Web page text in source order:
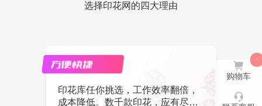
选择印花网的四大理由
印花库任你挑选，工作效率翻倍，
成本降低。数千款印花，应有尽
购物车
0